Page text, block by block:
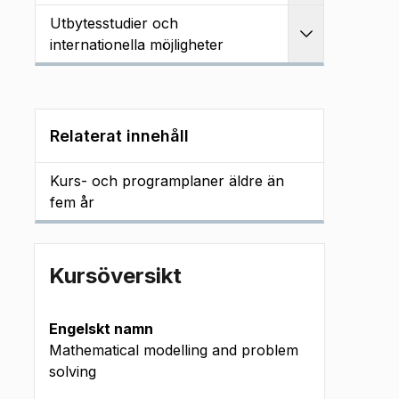
Utbytesstudier och
internationella möjligheter
Relaterat innehåll
Kurs- och programplaner äldre än
fem år
Kursöversikt
Engelskt namn
Mathematical modelling and problem
solving